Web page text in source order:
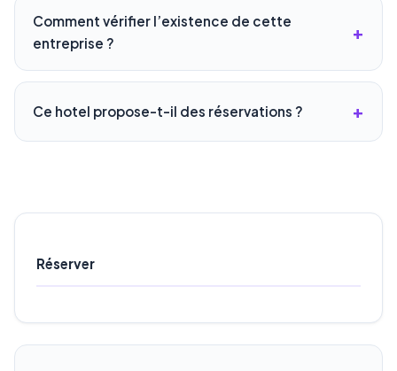
Comment vérifier l’existence de cette
entreprise ?
Ce hotel propose-t-il des réservations ?
Réserver